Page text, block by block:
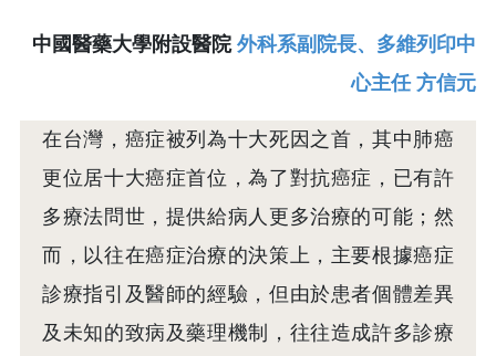
中國醫藥大學附設醫院 外科系副院長、多維列印中
心主任 方信元
在台灣，癌症被列為十大死因之首，其中肺癌
更位居十大癌症首位，為了對抗癌症，已有許
多療法問世，提供給病人更多治療的可能；然
而，以往在癌症治療的決策上，主要根據癌症
診療指引及醫師的經驗，但由於患者個體差異
及未知的致病及藥理機制，往往造成許多診療